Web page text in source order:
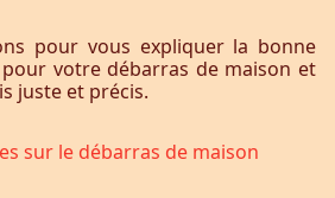
pour vous expliquer la bonne
votre débarras de maison et
juste et précis.
sur le débarras de maison